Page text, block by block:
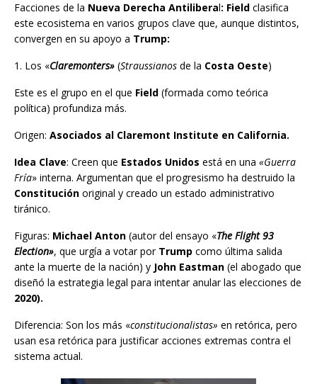
Facciones de la Nueva Derecha Antiliberal: Field clasifica
este ecosistema en varios grupos clave que, aunque distintos,
convergen en su apoyo a Trump:
1. Los «Claremonters» (Straussianos de la Costa Oeste)
Este es el grupo en el que Field (formada como teórica
política) profundiza más.
Origen: Asociados al Claremont Institute en California.
Idea Clave: Creen que Estados Unidos está en una «Guerra
Fría» interna. Argumentan que el progresismo ha destruido la
Constitución original y creado un estado administrativo
tiránico.
Figuras: Michael Anton (autor del ensayo «The Flight 93
Election», que urgía a votar por Trump como última salida
ante la muerte de la nación) y John Eastman (el abogado que
diseñó la estrategia legal para intentar anular las elecciones de
2020).
Diferencia: Son los más «constitucionalistas» en retórica, pero
usan esa retórica para justificar acciones extremas contra el
sistema actual.